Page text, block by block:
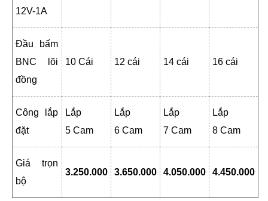
12V-1A
Đầu bấm
BNC lõi
đồng
10 Cái 12 cái 14 cái 16 cái
Công lắp
đặt
Lắp
5 Cam
Lắp
6 Cam
Lắp
7 Cam
Lắp
8 Cam
Giá trọn
bộ
3.250.000 3.650.000 4.050.000 4.450.000